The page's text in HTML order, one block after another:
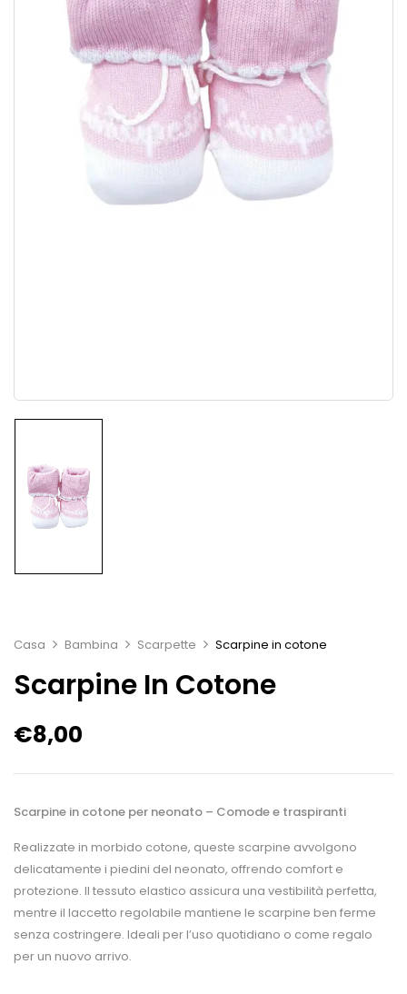
Casa Bambina Scarpette Scarpine in cotone
Scarpine In Cotone
€8,00
Scarpine in cotone per neonato – Comode e traspiranti
Realizzate in morbido cotone, queste scarpine avvolgono
delicatamente i piedini del neonato, offrendo comfort e
protezione. Il tessuto elastico assicura una vestibilità perfetta,
mentre il laccetto regolabile mantiene le scarpine ben ferme
senza costringere. Ideali per l’uso quotidiano o come regalo
per un nuovo arrivo.